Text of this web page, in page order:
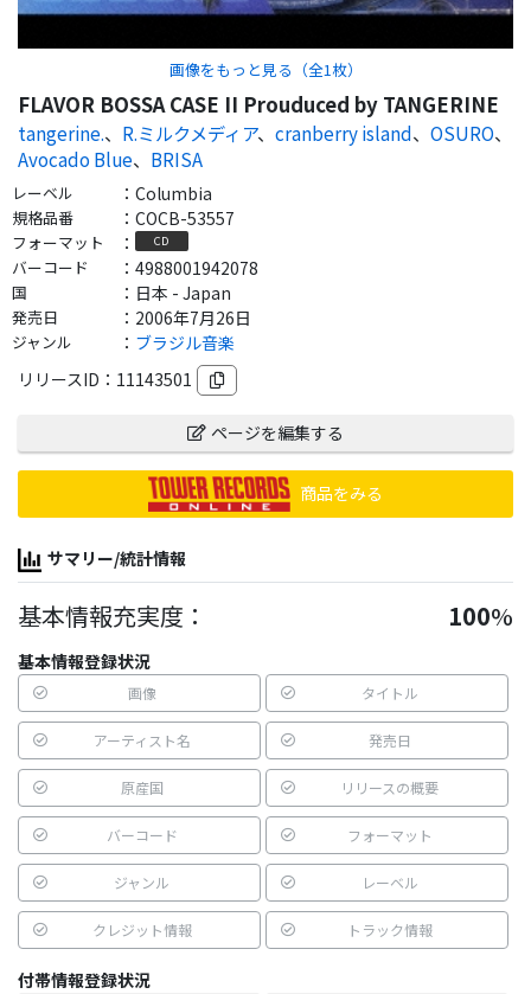
画像をもっと見る（全1 枚）
FLAVOR BOSSA CASE II Prouduced by TANGERINE
tangerine.、 R.ミルクメディア、 cranberry island、 OSURO、
Avocado Blue、 BRISA
レーベル ： Columbia
規格品番 ： COCB-53557
フォーマット ： CD
バーコード ： 4988001942078
国 ： 日本 - Japan
発売日 ： 2006年7月26日
ジャンル ： ブラジル音楽
リリースID： 11143501
ページを編集する
商品をみる
サマリー/統計情報
基本情報充実度： 100%
基本情報登録状況
画像 タイトル
アーティスト名 発売日
原産国 リリースの概要
バーコード フォーマット
ジャンル レーベル
クレジット情報 トラック情報
付帯情報登録状況